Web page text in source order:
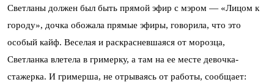
Светланы должен был быть прямой эфир с мэром — «Лицом к
городу», дочка обожала прямые эфиры, говорила, что это
особый кайф. Веселая и раскрасневшаяся от морозца,
Светланка влетела в гримерку, а там на ее месте девочка-
стажерка. И гримерша, не отрываясь от работы, сообщает: